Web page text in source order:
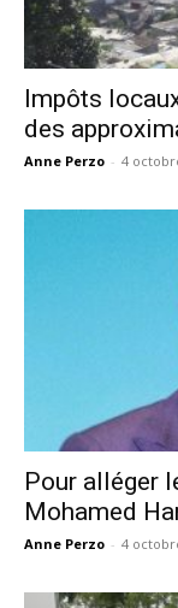
Impôts
des
Anne Perzo - 4
Pour alléger
Mohamed
Anne Perzo - 4